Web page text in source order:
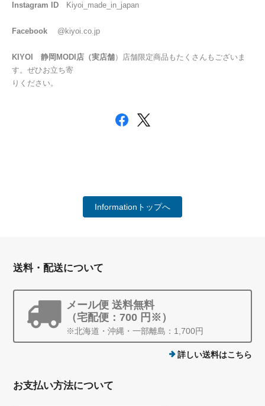
Instagram ID Kiyoi_made_in_japan
Facebook @kiyoi.co.jp
KIYOI 静岡 MODI 店（実店舗）店舗限定商品もたくさんもございま
す。ぜひお立ち寄
りください。
Informationトップへ
送料・配送について
メール便 送料無料
（宅配便：700 円※）
※北海道・沖縄・一部離島：1,700円
詳しい送料はこちら
お支払い方法について